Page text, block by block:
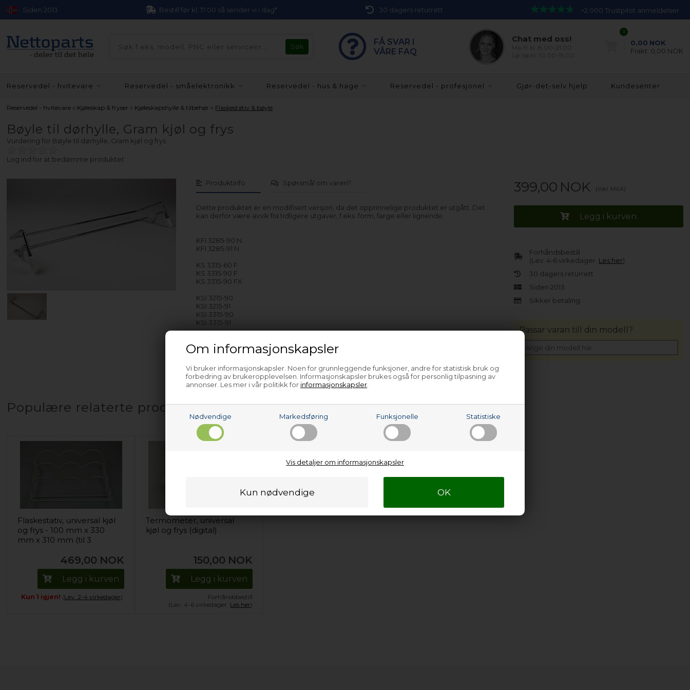
Om informasjonskapsler
Vi bruker informasjonskapsler. Noen for grunnleggende funksjoner, andre for statistisk bruk og
forbedring av brukeropplevelsen. Informasjonskapsler brukes også for personlig tilpasning av
annonser. Les mer i vår politikk for informasjonskapsler
Nødvendige Markedsføring Funksjonelle Statistiske
Vis detaljer om informasjonskapsler
Siden 2013 Bestill før kl. 17.00 så sender vi i dag* 30 dagers returrett >2.000 Trustpilot anmeldelser
FÅ SVAR I
VÅRE FAQ
Chat med oss!
0
0,00 NOK
Frakt: 0,00 NOK
Reservedel - hvitevare Reservedel - småelektronikk Reservedel - hus & hage Reservedel - profesjonel Gjør-det-selv hjelp Kundesenter
Reservedel - hvitevare » Kjøleskap & fryser » Kjøleskapshylle & tilbehør » Flaskestativ & bøyle
Bøyle til dørhylle, Gram kjøl og frys
Vurdering for Bøyle til dørhylle, Gram kjøl og frys
Log ind for at bedømme produktet
Produktinfo Spørsmål om varen?
Dette produktet er en modifisert versjon, da det opprinnelige produktet er utgått. Det
kan derfor være avvik fra tidligere utgaver, f.eks. form, farge eller lignende.
KFI 3285-90 N
KFI 3285-91 N
KS 3315-60 F
KS 3315-90 F
KS 3315-90 FX
KSI 3215-90
KSI 3215-91
KSI 3315-90
KSI 3315-91
399,00 NOK (inkl. MVA)
Legg i kurven
Forhåndsbestill
(Lev. 4-6 virkedager. Les her)
30 dagers returrett
Siden 2013
Sikker betaling
Passar varan till din modell?
Populære relaterte produkter
Flaskestativ, universal kjøl
og frys - 100 mm x 330
mm x 310 mm (til 3
469,00 NOK
Legg i kurven
Kun 1 igjen! (Lev. 2-4 virkedager).
Termometer, universal
kjøl og frys (digital)
150,00 NOK
Legg i kurven
Forhåndsbestill
(Lev. 4-6 virkedager. Les her)